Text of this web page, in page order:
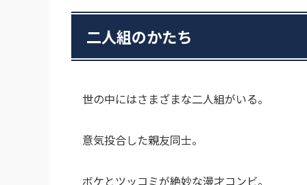
二人組のかたち
世の中にはさまざまな二人組がいる。
意気投合した親友同士。
ボケとツッコミが絶妙な漫才コンビ。